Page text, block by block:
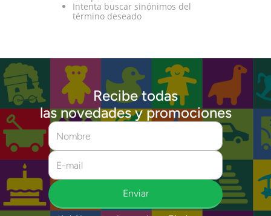
Intenta buscar sinónimos del
término deseado
Recibe todas
las novedades y promociones
Enviar